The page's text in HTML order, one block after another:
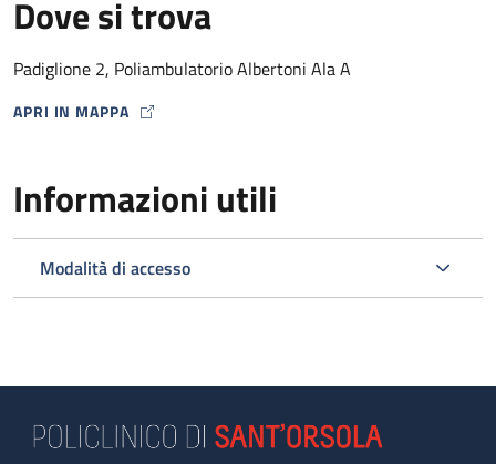
Dove si trova
Padiglione 2, Poliambulatorio Albertoni Ala A
APRI IN MAPPA
MAP ICON
Informazioni utili
Modalità di accesso